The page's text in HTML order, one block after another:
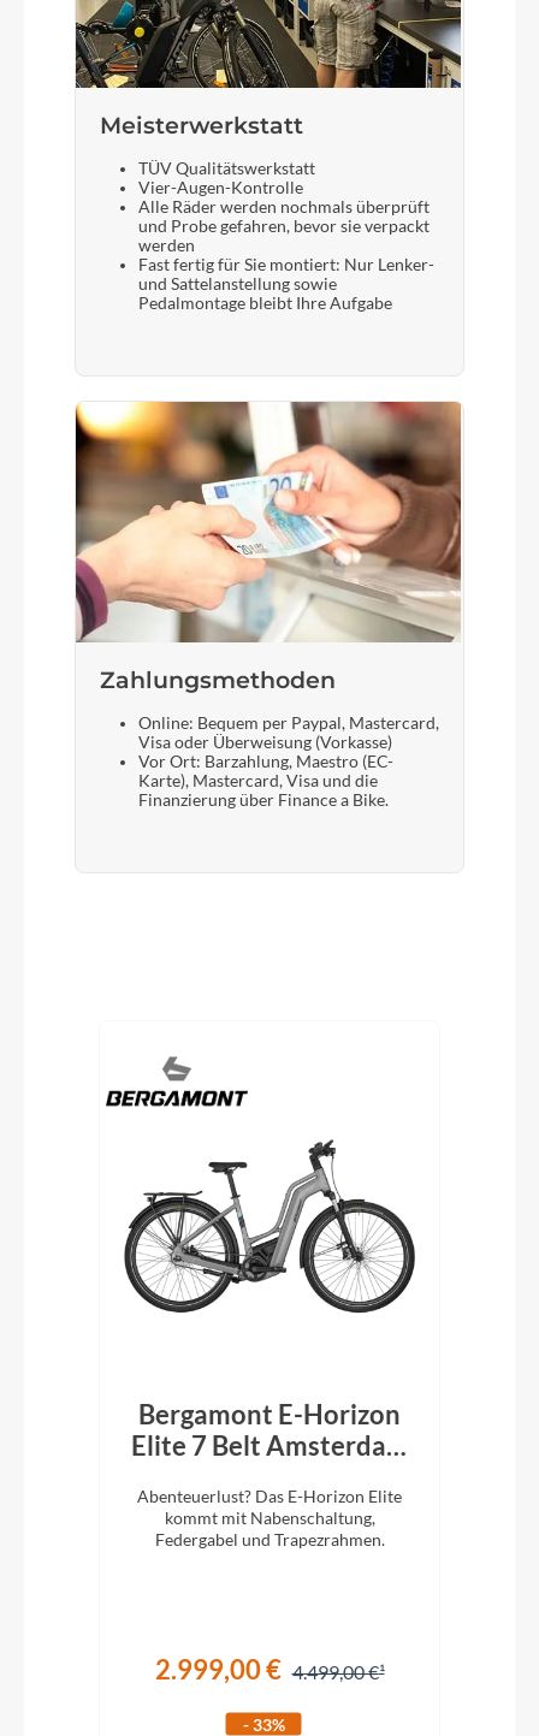
Meisterwerkstatt
TÜV Qualitätswerkstatt
Vier-Augen-Kontrolle
Alle Räder werden nochmals überprüft
und Probe gefahren, bevor sie verpackt
werden
Fast fertig für Sie montiert: Nur Lenker-
und Sattelanstellung sowie
Pedalmontage bleibt Ihre Aufgabe
Zahlungsmethoden
Online: Bequem per Paypal, Mastercard,
Visa oder Überweisung (Vorkasse)
Vor Ort: Barzahlung, Maestro (EC-
Karte), Mastercard, Visa und die
Finanzierung über Finance a Bike.
Bergamont E-Horizon
Elite 7 Belt Amsterdam
mortar grey
Abenteuerlust? Das E-Horizon Elite
kommt mit Nabenschaltung,
Federgabel und Trapezrahmen.
2.999,00 € 4.499,00 €
- 33%